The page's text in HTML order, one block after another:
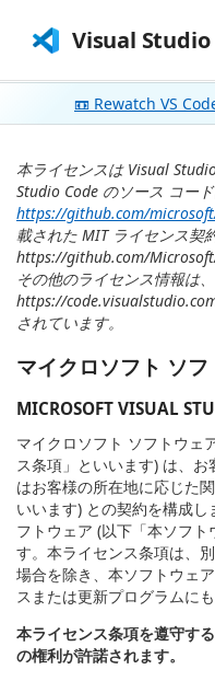
Visual Studio
📼 Rewatch VS
本ライセンスは Visual
Studio Code のソース コード
https://github.com/
載された MIT ライセンス契
https://github.com/
その他のライセンス情報は、
https://
されています。
マイクロソフト ソ
MICROSOFT VISUAL
マイクロソフト ソフトウェ
ス条項」といいます) は、
はお客様の所在地に応じた
いいます) との契約を構成
フトウェア (以下「本ソフ
す。本ライセンス条項は、
場合を除き、本ソフトウェ
スまたは更新プログラムにも
本ライセンス条項を遵守す
の権利が許諾されます。